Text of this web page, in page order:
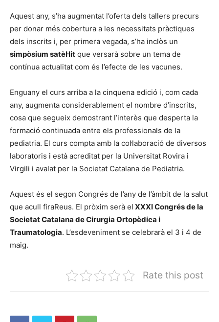
Aquest any, s’ha augmentat l’oferta dels tallers precurs
per donar més cobertura a les necessitats pràctiques
dels inscrits i, per primera vegada, s’ha inclòs un
simpòsium satèl·lit que versarà sobre un tema de
contínua actualitat com és l’efecte de les vacunes.
Enguany el curs arriba a la cinquena edició i, com cada
any, augmenta considerablement el nombre d’inscrits,
cosa que segueix demostrant l’interès que desperta la
formació continuada entre els professionals de la
pediatria. El curs compta amb la col·laboració de diversos
laboratoris i està acreditat per la Universitat Rovira i
Virgili i avalat per la Societat Catalana de Pediatria.
Aquest és el segon Congrés de l’any de l’àmbit de la salut
que acull firaReus. El pròxim serà el XXXI Congrés de la
Societat Catalana de Cirurgia Ortopèdica i
Traumatologia. L’esdeveniment se celebrarà el 3 i 4 de
maig.
Rate this post